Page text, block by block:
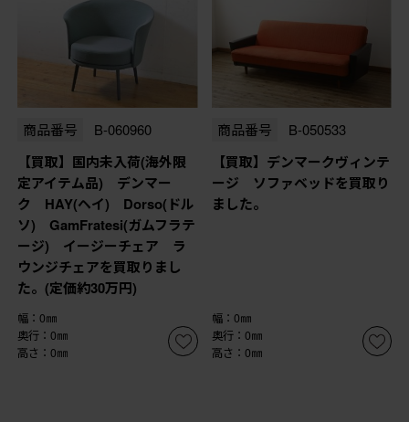
商品番号 B-060960
【買取】国内未入荷(海外限
定アイテム品) デンマー
ク HAY(ヘイ) Dorso(ドル
ソ) GamFratesi(ガムフラテ
ージ) イージーチェア ラ
ウンジチェアを買取りまし
た。(定価約30万円)
幅：0㎜
奥行：0㎜
高さ：0㎜
商品番号 B-050533
【買取】デンマークヴィンテ
ージ ソファベッドを買取り
ました。
幅：0㎜
奥行：0㎜
高さ：0㎜